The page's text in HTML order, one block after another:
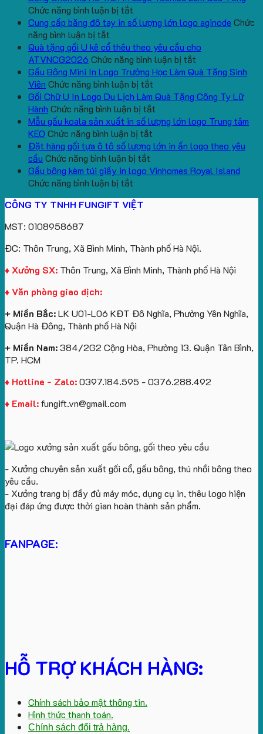
Chức năng bình luận bị tắt
Băng
Mồ
Hô
Trán
In
Logo
Toshiba
Làm
Quà
Tặng
Cung cấp băng đô tay in số lượng lớn logo aginode Chức
năng bình luận bị tắt
Cung
cấp
băng
đô
tay
in
số
lượng
lớn
logo
aginode
Quà tặng gối U kê cổ thêu theo yêu cầu cho
ATVNCG2026 Chức năng bình luận bị tắt
Quà
gối
kê
thêu
yêu
Gấu Bông Mini In Logo Trường Học Làm Quà Tặng Sinh
Viên Chức năng bình luận bị tắt
Gấu
Bông
Mini
Logo
Học
Gối Chữ U In Logo Du Lịch Làm Quà Tặng Công Ty Lữ
Hành Chức năng bình luận bị tắt
Gối
U
Logo
Công
Ty
Lữ
Mẫu gấu koala sản xuất in số lượng lớn logo Trung tâm
KEO Chức năng bình luận bị tắt
Mẫu
koala
lớn
logo
Trung
Đặt hàng gối tựa ô tô số lượng lớn in ấn logo theo yêu
cầu Chức năng bình luận bị tắt
Đặt
số
lượng
lớn
theo
cầu
Gấu bông kèm túi giấy in logo Vinhomes Royal Island
Chức năng bình luận bị tắt
bông
giấy
in
logo
CÔNG TY TNHH FUNGIFT VIỆT
MST: 0108958687
ĐC: Thôn Trung, Xã Bình Minh, Thành phố Hà Nội.
♦ Xưởng SX: Thôn Trung, Xã Bình Minh, Thành phố Hà Nội
♦ Văn phòng giao dịch:
+ Miền Bắc:LK U01-L06 KĐT Đô Nghĩa, Phường Yên Nghĩa,
Quận Hà Đông, Thành phố Hà Nội
+ Miền Nam:384/2G2 Cộng Hòa, Phường 13. Quận Tân Bình,
TP. HCM
♦ Hotline - Zalo:0397.184.595 - 0376.288.492
♦ Email:fungift.vn@gmail.com
- Xưởng chuyên sản xuất gối cổ, gấu bông, thú nhồi bông theo
yêu cầu.
- Xưởng trang bị đầy đủ máy móc, dụng cụ in, thêu logo hiện
đại đáp ứng được thời gian hoàn thành sản phẩm.
FANPAGE:
HỖ TRỢ KHÁCH HÀNG:
Chính sách bảo mật thông tin.
Hình thức thanh toán.
Chính sách đổi trả hàng.